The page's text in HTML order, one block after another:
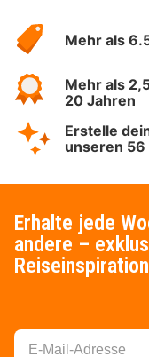
Hotelspecials
Mehr als
Mehr als
20 Jahren
Erstelle
unseren 56
Erhalte jede
andere –